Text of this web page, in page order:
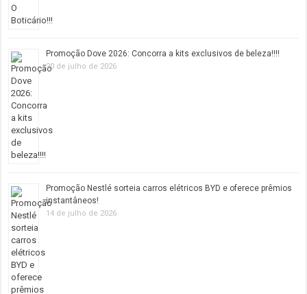
Promoção Dove 2026: Concorra a kits exclusivos de beleza!!!!
20 de julho de 2026
Promoção Nestlé sorteia carros elétricos BYD e oferece prêmios
instantâneos!
14 de julho de 2026